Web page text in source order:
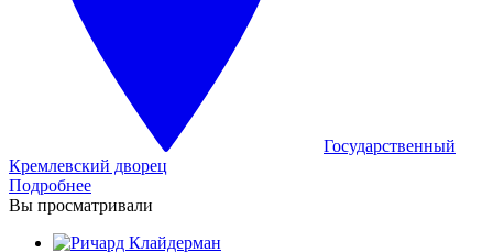
Государственный
Кремлевский дворец
Подробнее
Вы просматривали